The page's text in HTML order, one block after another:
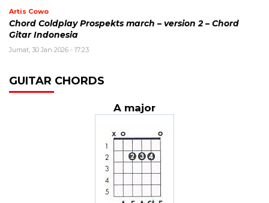
Artis Cowo
Chord Coldplay Prospekts march – version 2 – Chord
Gitar Indonesia
Jumat, 30 Jan 2026 - 17:23
GUITAR CHORDS
A major